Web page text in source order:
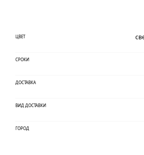
ЦВЕТ
СРОКИ
ДОСТАВКА
ВИД ДОСТАВКИ
ГОРОД